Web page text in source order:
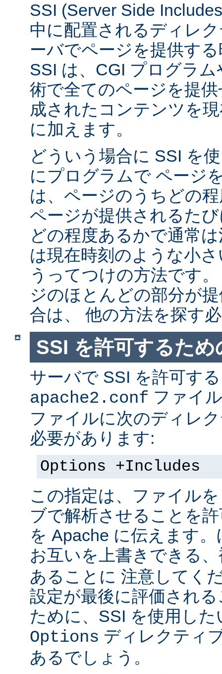
SSI (Server Side
中に配置されるディレ
ーバでページを提供す
SSI は、CGI プログラ
術で全てのページを提
成されたコンテンツを
に加えます。
どういう場合に SSI を
にプログラムで ページ
は、ページのうちどの
ページが提供されるた
どの程度あるかで通常
は現在時刻のような小
うってつけの方法です
ジのほとんどの部分が
合は、 他の方法を探す
SSI を許可するた
サーバで SSI を許可す
apache2.conf ファイ
ファイルに次のディレ
必要があります:
Options +Includes
この指定は、ファイル
ブで解析させることを
を Apache に伝えます
お互いを上書きできる
あることに 注意してく
設定が最後に評価され
ために、SSI を使用し
Options ディレクティ
あるでしょう。